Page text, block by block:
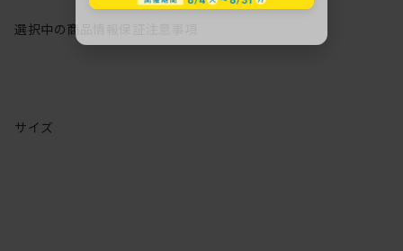
選択中の商品情報
サイズ